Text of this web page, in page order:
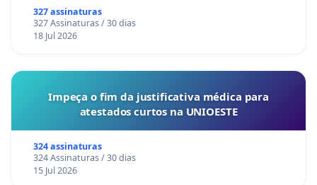
327 assinaturas
327 Assinaturas / 30 dias
18 Jul 2026
Impeça o fim da justificativa médica para
atestados curtos na UNIOESTE
324 assinaturas
324 Assinaturas / 30 dias
15 Jul 2026